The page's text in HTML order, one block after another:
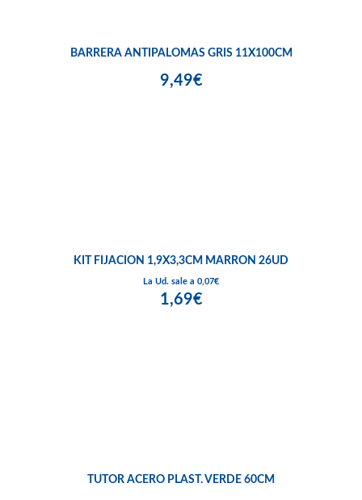
BARRERA ANTIPALOMAS GRIS 11X100CM
9,49€
KIT FIJACION 1,9X3,3CM MARRON 26UD
La Ud. sale a 0,07€
1,69€
TUTOR ACERO PLAST. VERDE 60CM